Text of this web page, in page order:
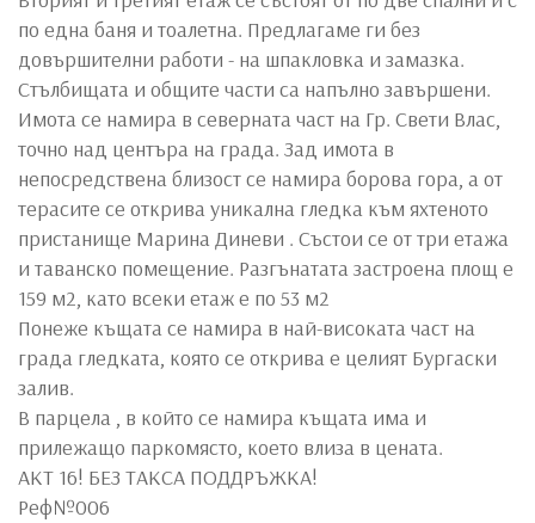
по една баня и тоалетна. Предлагаме ги без
довършителни работи - на шпакловка и замазка.
Стълбищата и общите части са напълно завършени.
Имота се намира в северната част на Гр. Свети Влас,
точно над центъра на града. Зад имота в
непосредствена близост се намира борова гора, а от
терасите се открива уникална гледка към яхтеното
пристанище Марина Диневи . Състои се от три етажа
и таванско помещение. Разгънатата застроена площ е
159 м2, като всеки етаж е по 53 м2
Понеже къщата се намира в най-високата част на
града гледката, която се открива е целият Бургаски
залив.
В парцела , в който се намира къщата има и
прилежащо паркомясто, което влиза в цената.
АКТ 16! БЕЗ ТАКСА ПОДДРЪЖКА!
Реф№006